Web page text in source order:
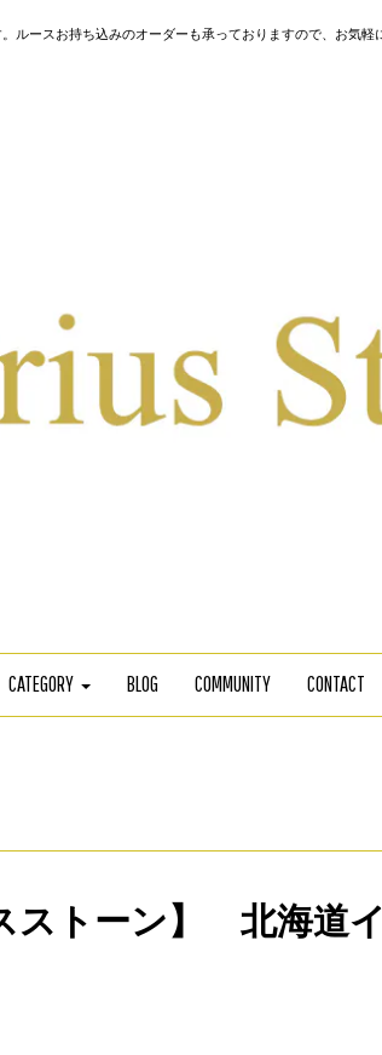
ルースお持ち込みのオーダーも承っておりますので、お気軽
CATEGORY BLOG COMMUNITY CONTACT
ストーン】 北海道